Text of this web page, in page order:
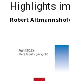
Highlights
Robert